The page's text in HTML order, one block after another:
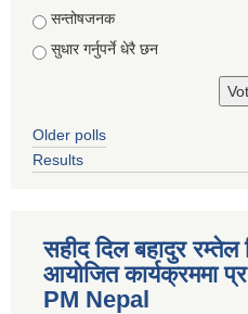
सन्तोषजनक
सुधार गर्नुपर्ने धेरै छन
Older polls
Results
सहीद दिल बहादुर
आयोजित कार्यक्रममा
PM Nepal